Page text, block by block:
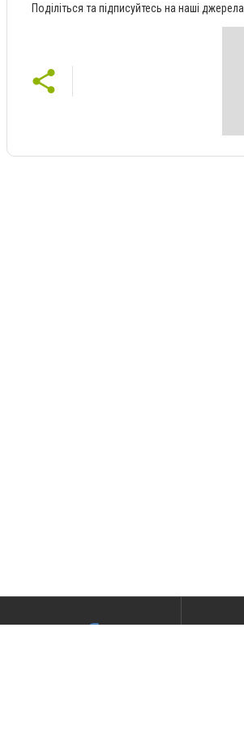
Поділіться та підписуйтесь на наші джерела